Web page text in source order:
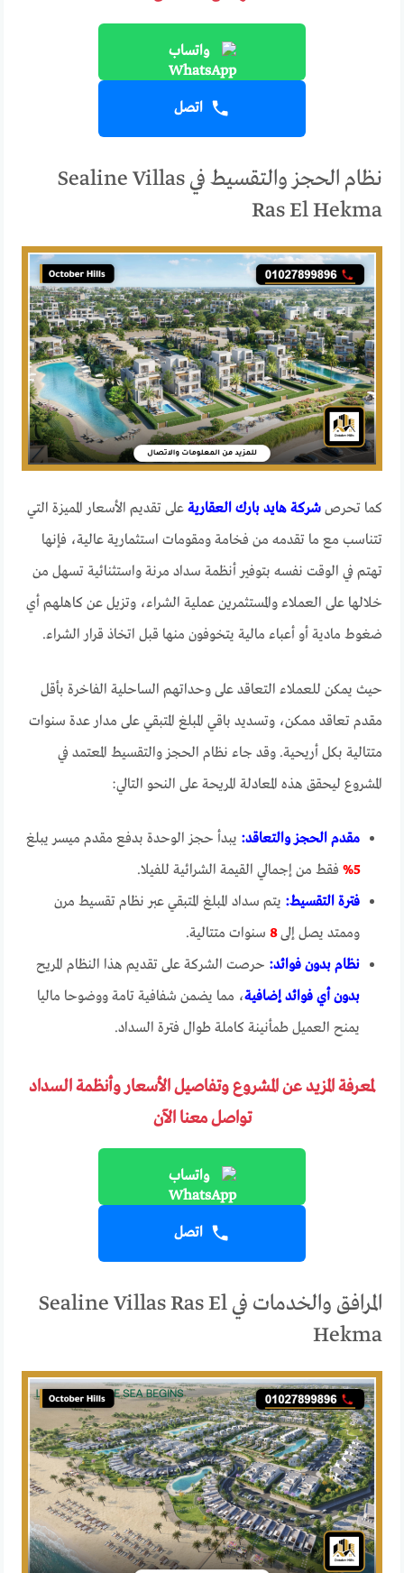
واتساب
اتصل
نظام الحجز والتقسيط في Sealine Villas
Ras El Hekma
كما تحرصشركة هايد بارك العقارية على تقديم الأسعار المميزة التي
تتناسب مع ما تقدمه من فخامة ومقومات استثمارية عالية، فإنها
تهتم في الوقت نفسه بتوفير أنظمة سداد مرنة واستثنائية تسهل من
خلالها على العملاء والمستثمرين عملية الشراء، وتزيل عن كاهلهم أي
ضغوط مادية أو أعباء مالية يتخوفون منها قبل اتخاذ قرار الشراء.
حيث يمكن للعملاء التعاقد على وحداتهم الساحلية الفاخرة بأقل
مقدم تعاقد ممكن، وتسديد باقي المبلغ المتبقي على مدار عدة سنوات
متتالية بكل أريحية. وقد جاء نظام الحجز والتقسيط المعتمد في
المشروع ليحقق هذه المعادلة المريحة على النحو التالي:
مقدم الحجز والتعاقد: يبدأ حجز الوحدة بدفع مقدم ميسر يبلغ
5%
فقط من إجمالي القيمة الشرائية للفيلا.
فترة التقسيط: يتم سداد المبلغ المتبقي عبر نظام تقسيط مرن
وممتد يصل إلى8 سنوات متتالية.
نظام بدون فوائد: حرصت الشركة على تقديم هذا النظام المريح
بدون أي فوائد إضافية، مما يضمن شفافية تامة ووضوحا ماليا
يمنح العميل طمأنينة كاملة طوال فترة السداد.
لمعرفة المزيد عن المشروع وتفاصيل الأسعار وأنظمة السداد
تواصل معنا الآن
واتساب
اتصل
المرافق والخدمات في Sealine Villas Ras El
Hekma